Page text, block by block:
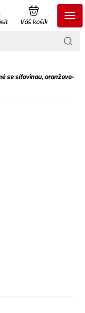
Váš košík
se síťovinou, oranžovo-